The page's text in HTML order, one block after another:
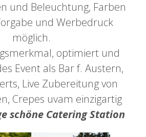
und Beleuchtung, Farben
und Werbedruck
möglich.
optimiert und
Event als Bar f. Austern,
Live Zubereitung von
Crepes uvam einzigartig
schöne Catering Station